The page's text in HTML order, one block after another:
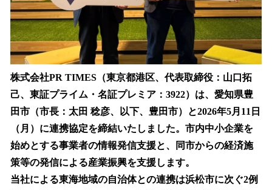
株式会社PR TIMES（東京都港区、代表取締役：山口拓
己、東証プライム・名証プレミア：3922）は、愛知県豊
田市（市長：太田 稔彦、以下、豊田市）と2026年5月11日
（月）に連携協定を締結いたしました。市内中小企業を
始めとする事業者の情報発信支援と、同市からの経済施
策等の発信による産業振興を支援します。
当社による東海地域の自治体との連携は浜松市に次ぐ2例